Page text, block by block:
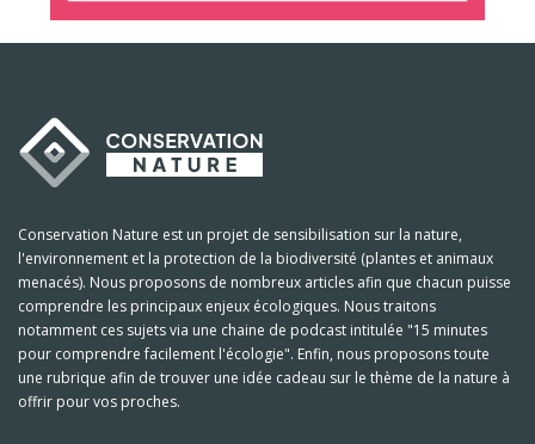
Conservation Nature est un projet de sensibilisation sur la nature,
l'environnement et la protection de la biodiversité (plantes et animaux
menacés). Nous proposons de nombreux articles afin que chacun puisse
comprendre les principaux enjeux écologiques. Nous traitons
notamment ces sujets via une chaine de podcast intitulée "15 minutes
pour comprendre facilement l'écologie". Enfin, nous proposons toute
une rubrique afin de trouver une idée cadeau sur le thème de la nature à
offrir pour vos proches.